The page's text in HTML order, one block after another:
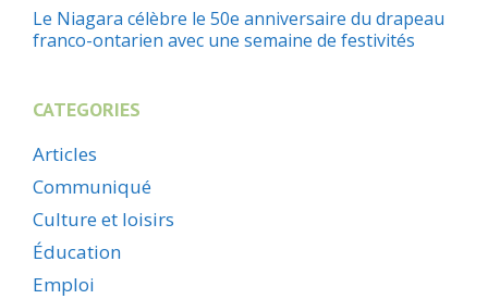
Le Niagara célèbre le 50e anniversaire du drapeau
franco-ontarien avec une semaine de festivités
CATEGORIES
Articles
Communiqué
Culture et loisirs
Éducation
Emploi